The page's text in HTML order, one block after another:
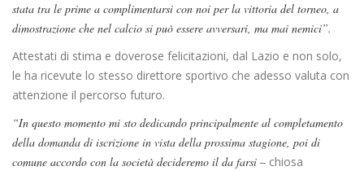
stata tra le prime a complimentarsi con noi per la vittoria del torneo, a
dimostrazione che nel calcio si può essere avversari, ma mai nemici”.
Attestati di stima e doverose felicitazioni, dal Lazio e non solo,
le ha ricevute lo stesso direttore sportivo che adesso valuta con
attenzione il percorso futuro.
“In questo momento mi sto dedicando principalmente al completamento
della domanda di iscrizione in vista della prossima stagione, poi di
comune accordo con la società decideremo il da farsi – chiosa